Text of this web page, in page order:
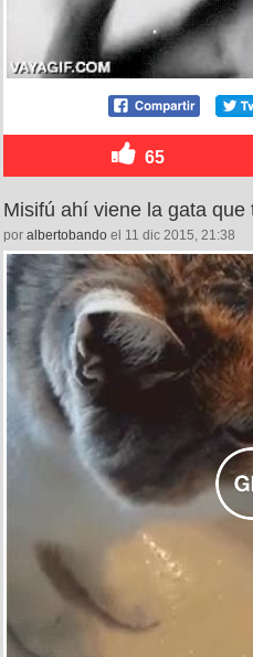
65
Misifú ahí viene la gata
por albertobando el 11 dic 2015, 21:38